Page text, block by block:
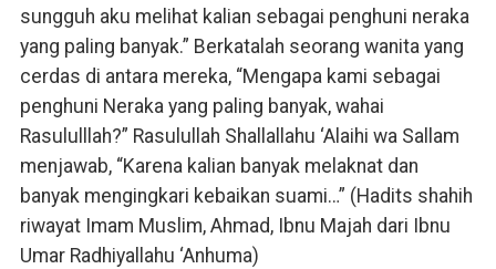
sungguh aku melihat kalian sebagai penghuni neraka
yang paling banyak.” Berkatalah seorang wanita yang
cerdas di antara mereka, “Mengapa kami sebagai
penghuni Neraka yang paling banyak, wahai
Rasululllah?” Rasulullah Shallallahu ‘Alaihi wa Sallam
menjawab, “Karena kalian banyak melaknat dan
banyak mengingkari kebaikan suami…” (Hadits shahih
riwayat Imam Muslim, Ahmad, Ibnu Majah dari Ibnu
Umar Radhiyallahu ‘Anhuma)